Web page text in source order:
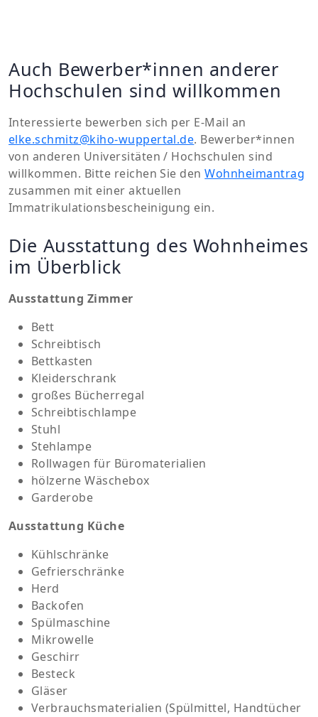
Auch Bewerber*innen anderer
Hochschulen sind willkommen
Interessierte bewerben sich per E-Mail an
elke.schmitz@kiho-wuppertal.de. Bewerber*innen
von anderen Universitäten / Hochschulen sind
willkommen. Bitte reichen Sie denWohnheimantrag
zusammen mit einer aktuellen
Immatrikulationsbescheinigung ein.
Die Ausstattung des Wohnheimes
im Überblick
Ausstattung Zimmer
Bett
Schreibtisch
Bettkasten
Kleiderschrank
großes Bücherregal
Schreibtischlampe
Stuhl
Stehlampe
Rollwagen für Büromaterialien
hölzerne Wäschebox
Garderobe
Ausstattung Küche
Kühlschränke
Gefrierschränke
Herd
Backofen
Spülmaschine
Mikrowelle
Geschirr
Besteck
Gläser
Verbrauchsmaterialien (Spülmittel, Handtücher